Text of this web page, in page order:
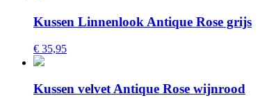
Kussen Linnenlook Antique Rose grijs
€ 35,95
Kussen velvet Antique Rose wijnrood